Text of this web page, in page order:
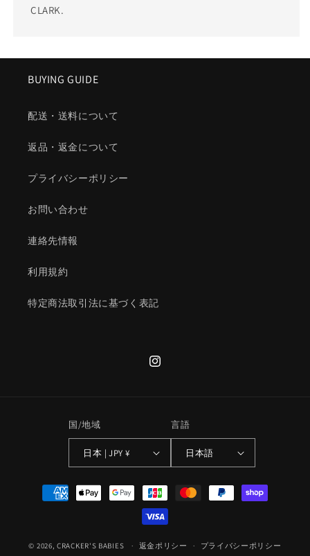
CLARK.
BUYING GUIDE
配送・送料について
返品・返金について
プライバシーポリシー
お問い合わせ
連絡先情報
利用規約
特定商法取引法に基づく表記
Instagram
国/地域
日本 | JPY ¥
言語
日本語
法
© 2026,CRACKER'S BABIES 返金ポリシー プライバシーポリシー